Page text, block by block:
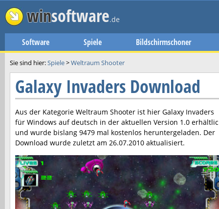
winsoftware.de
Software Spiele Bildschirmschoner
Sie sind hier:Spiele>Weltraum Shooter
Galaxy Invaders Download
Aus der Kategorie Weltraum Shooter ist hier Galaxy Invaders
für Windows auf deutsch in der aktuellen Version 1.0
und wurde bislang 9479 mal kostenlos heruntergeladen. Der
Download wurde zuletzt am 26.07.2010 aktualisiert.